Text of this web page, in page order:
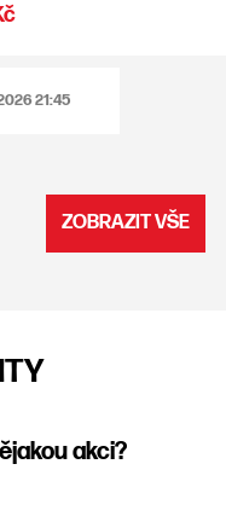
21:45
ZOBRAZIT VŠE
akci?